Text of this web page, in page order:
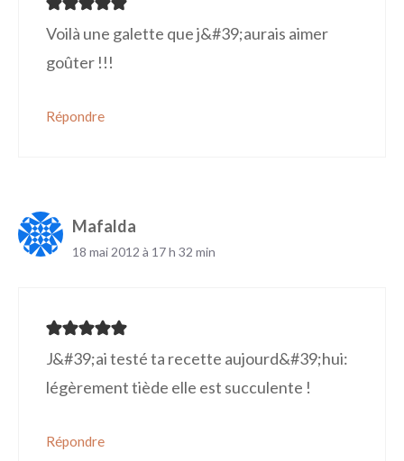
Voilà une galette que j&#39;aurais aimer
goûter !!!
Répondre
Mafalda
18 mai 2012 à 17 h 32 min
J&#39;ai testé ta recette aujourd&#39;hui:
légèrement tiède elle est succulente !
Répondre